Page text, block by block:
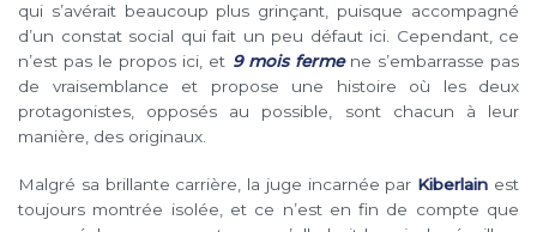
qui s’avérait beaucoup plus grinçant, puisque accompagné
d’un constat social qui fait un peu défaut ici. Cependant, ce
n’est pas le propos ici, et 9 mois fermene s’embarrasse pas
de vraisemblance et propose une histoire où les deux
protagonistes, opposés au possible, sont chacun à leur
manière, des originaux.
Malgré sa brillante carrière, la juge incarnée par Kiberlain est
toujours montrée isolée, et ce n’est en fin de compte que